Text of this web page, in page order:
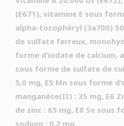
(E671), vitamine E sous
alpha-tocophéryl (3a700)
de sulfate ferreux,
forme d’iodate de calcium,
sous forme de sulfate de
5,0 mg, E5 Mn sous forme
manganèse(II) : 35 mg, E6
de zinc : 65 mg, E8 Se sous
sodium : 0,2 mg.